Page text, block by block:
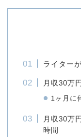
ライター
月収30万
1ヶ月に
月収30万
時間